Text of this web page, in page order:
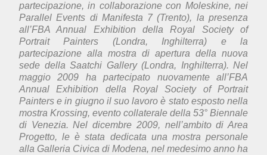
partecipazione, in collaborazione con Moleskine, nei
Parallel Events di Manifesta 7 (Trento), la presenza
all’FBA Annual Exhibition della Royal Society of
Portrait Painters (Londra, Inghilterra) e la
partecipazione alla mostra di apertura della nuova
sede della Saatchi Gallery (Londra, Inghilterra). Nel
maggio 2009 ha partecipato nuovamente all’FBA
Annual Exhibition della Royal Society of Portrait
Painters e in giugno il suo lavoro è stato esposto nella
mostra Krossing, evento collaterale della 53° Biennale
di Venezia. Nel dicembre 2009, nell’ambito di Area
Progetto, le è stata dedicata una mostra personale
alla Galleria Civica di Modena, nel medesimo anno ha